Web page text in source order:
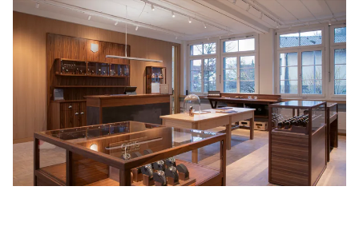
AUFZUG
Automatischer Aufzug, unidirektional drehender
Rotor
FREQUENZ
28.800 A/h, 4 Hz